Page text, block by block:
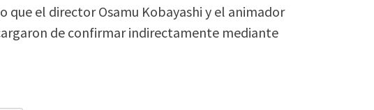
que el director Osamu Kobayashi y el animador
de confirmar indirectamente mediante